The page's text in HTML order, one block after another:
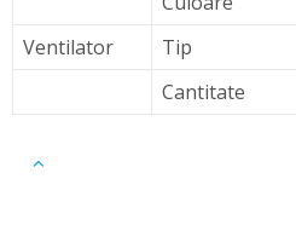
Ventilator
Tip
Cantitate